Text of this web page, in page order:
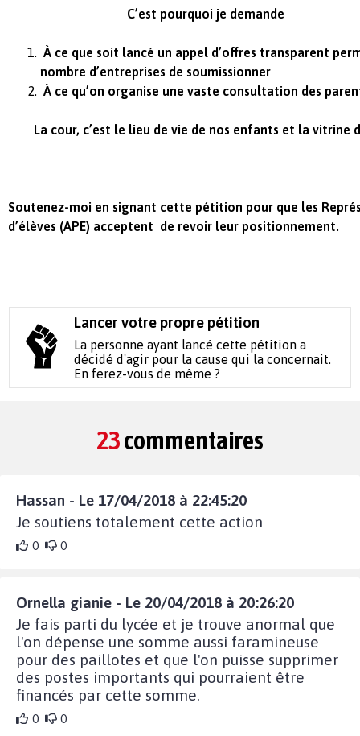
C’est pourquoi je demande
À ce que soit lancé un appel d’offres transparent
nombre d’entreprises de soumissionner
À ce qu’on organise une vaste consultation des
La cour, c’est le lieu de vie de nos enfants et la vitrine
Soutenez-moi en signant cette pétition pour que les
d’élèves (APE) acceptent de revoir leur positionnement.
Lancer votre propre pétition
La personne ayant lancé cette pétition a
décidé d'agir pour la cause qui la concernait.
En ferez-vous de même ?
23commentaires
Hassan - Le 17/04/2018 à 22:45:20
Je soutiens totalement cette action
0 0
Ornella gianie - Le 20/04/2018 à 20:26:20
Je fais parti du lycée et je trouve anormal que
l'on dépense une somme aussi faramineuse
pour des paillotes et que l'on puisse supprimer
des postes importants qui pourraient être
financés par cette somme.
0 0